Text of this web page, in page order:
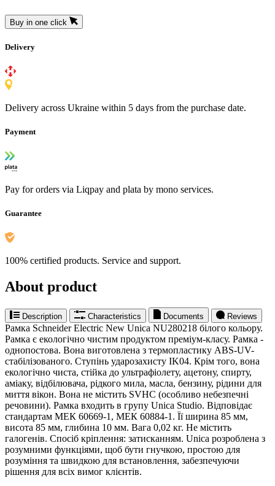
Buy in one click
Delivery
Delivery across Ukraine within 5 days from the purchase date.
Payment
Pay for orders via Liqpay and plata by mono services.
Guarantee
100% certified products. Service and support.
About product
Description Characteristics Documents Reviews
Рамка Schneider Electric New Unica NU280218 білого кольору.
Рамка є екологічно чистим продуктом преміум-класу. Рамка -
однопостова. Вона виготовлена ​​з термопластику ABS-UV-
стабілізованого. Ступінь ударозахисту IK04. Крім того, вона
екологічно чиста, стійка до ультрафіолету, ацетону, спирту,
аміаку, відбілювача, рідкого мила, масла, бензину, рідини для
миття вікон. Вона не містить SVHC (особливо небезпечні
речовини). Рамка входить в групу Unica Studio. Відповідає
стандартам МЕК 60669-1, МЕК 60884-1. Її ширина 85 мм,
висота 85 мм, глибина 10 мм. Вага 0,02 кг. Не містить
галогенів. Спосіб кріплення: затисканням. Unica розроблена з
розумними функціями, щоб бути гнучкою, простою для
розуміння та швидкою для встановлення, забезпечуючи
рішення для всіх вимог клієнтів.